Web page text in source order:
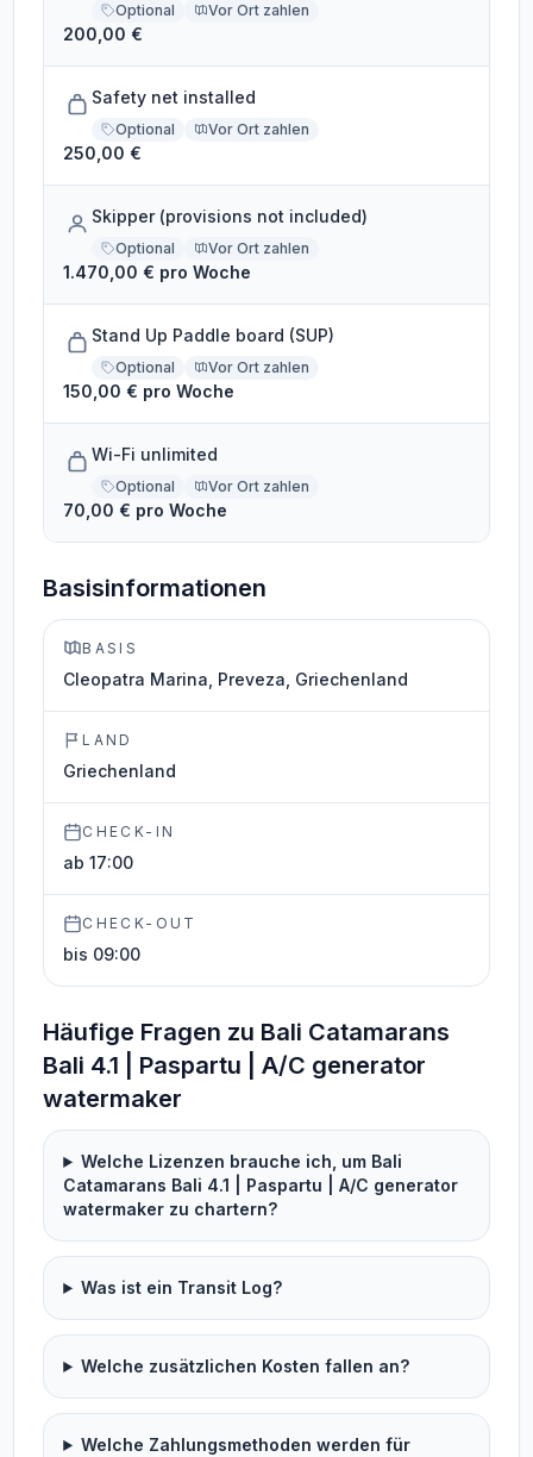
Optional Vor Ort zahlen
200,00 €
Safety net installed
Optional Vor Ort zahlen
250,00 €
Skipper (provisions not included)
Optional Vor Ort zahlen
1.470,00 € pro Woche
Stand Up Paddle board (SUP)
Optional Vor Ort zahlen
150,00 € pro Woche
Wi-Fi unlimited
Optional Vor Ort zahlen
70,00 € pro Woche
Basisinformationen
BASIS
Cleopatra Marina, Preveza, Griechenland
LAND
Griechenland
CHECK-IN
ab 17:00
CHECK-OUT
bis 09:00
Häufige Fragen zu Bali Catamarans
Bali 4.1 | Paspartu | A/C generator
watermaker
Welche Lizenzen brauche ich, um Bali
Catamarans Bali 4.1 | Paspartu | A/C generator
watermaker zu chartern?
Was ist ein Transit Log?
Welche zusätzlichen Kosten fallen an?
Welche Zahlungsmethoden werden für